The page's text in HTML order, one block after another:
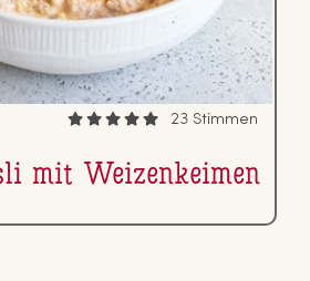
23 Stimmen
mit Wei­zen­kei­men